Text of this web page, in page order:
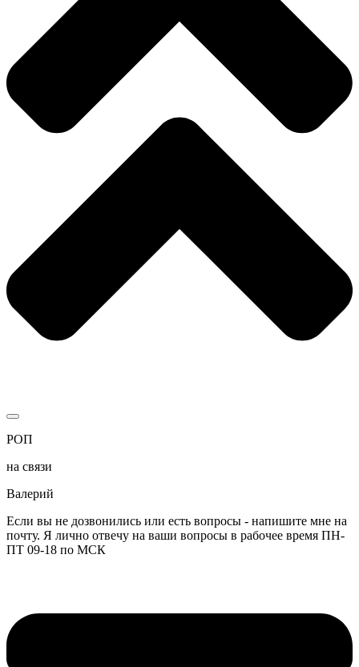
РОП
на связи
Валерий
Если вы не дозвонились или есть вопросы - напишите мне на
почту. Я лично отвечу на ваши вопросы в рабочее время ПН-
ПТ 09-18 по МСК